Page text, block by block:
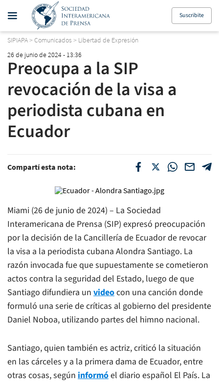
Suscribite
SIPIAPA> Comunicados > Libertad de Expresión
26 de junio de 2024 - 13:36
Preocupa a la SIP
revocación de la visa a
periodista cubana en
Ecuador
Compartí esta nota:
Miami (26 de junio de 2024) – La Sociedad
Interamericana de Prensa (SIP) expresó preocupación
por la decisión de la Cancillería de Ecuador de revocar
la visa a la periodista cubana Alondra Santiago. La
razón invocada fue que supuestamente se cometieron
actos contra la seguridad del Estado, luego de que
Santiago difundiera un videocon una canción donde
formuló una serie de críticas al gobierno del presidente
Daniel Noboa, utilizando partes del himno nacional.
Santiago, quien también es actriz, criticó la situación
en las cárceles y a la primera dama de Ecuador, entre
otras cosas, según informóel diario español El País. La